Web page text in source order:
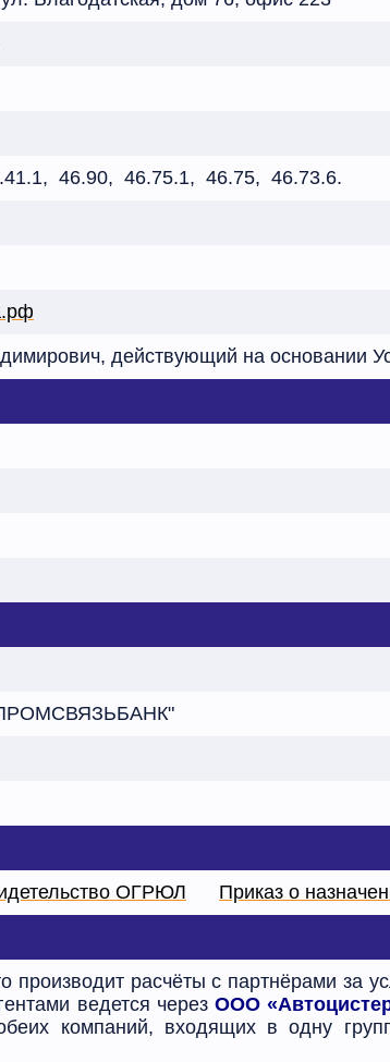
46.90, 46.75.1, 46.75, 46.73.6.
действующий на основании
ОГРЮЛ Приказ о
расчёты с партнёрами за
ведется через ООО
компаний, входящих в одну